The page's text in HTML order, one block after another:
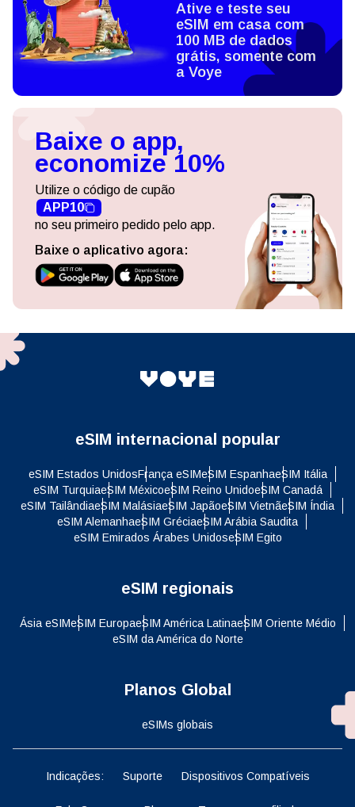
Ative e teste seu
eSIM em casa com
100 MB de dados
grátis, somente com
a Voye
Baixe o app,
economize 10%
Utilize o código de cupão
APP10
no seu primeiro pedido pelo app.
Baixe o aplicativo agora:
eSIM internacional popular
eSIM Estados UnidosFrança eSIMeSIM EspanhaeSIM Itália
eSIM TurquiaeSIM MéxicoeSIM Reino UnidoeSIM Canadá
eSIM TailândiaeSIM MalásiaeSIM JapãoeSIM VietnãeSIM Índia
eSIM AlemanhaeSIM GréciaeSIM Arábia Saudita
eSIM Emirados Árabes UnidoseSIM Egito
eSIM regionais
Ásia eSIMeSIM EuropaeSIM América LatinaeSIM Oriente Médio
eSIM da América do Norte
Planos Global
eSIMs globais
Indicações: Suporte Dispositivos Compatíveis